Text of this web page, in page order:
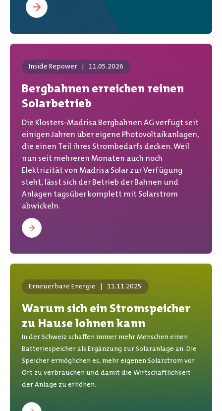
Inside Repower | 11.05.2026
Bergbahnen erreichen reinen
Solarbetrieb
Die Klosters-Madrisa Bergbahnen AG verfügt seit
einigen Jahren über eigene Photovoltaikanlagen,
die einen Teil ihres Strombedarfs decken. Weil
nun seit mehreren Monaten auch noch
Elektrizität von Madrisa Solar zur Verfügung
steht, lässt sich der Betrieb der Bahnen und
Anlagen tagsüber komplett mit Solarstrom
abwickeln.
Erneuerbare Energie | 11.11.2025
Warum sich ein Stromspeicher
zu Hause lohnen kann
In der Schweiz schaffen immer mehr Menschen einen
Batteriespeicher als Ergänzung zur Solaranlage an. Die
Speicher ermöglichen es, mehr eigenen Solarstrom vor
Ort zu verbrauchen und damit die Wirtschaftlichkeit
der Anlage zu erhöhen.